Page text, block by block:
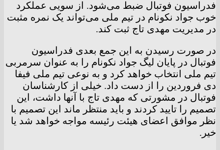
فدراسیون فوتبال ضبط می‌شود. از سویی عملکرد
خوب جواد نکونام در تیم ملی می‌تواند یک نمره مثبت
در مدیریت مهدی تاج ثبت کند.
در صورت رسیدن به این جمع بعدی فدراسیون
فوتبال در پایان لیگ جواد نکونام را به عنوان سرمربی
تیم ملی انتخاب خواهد کرد و به نوعی تیم ملی فیفا
دی فروردین را از دست داد. خیلی از کارشناسان
فوتبال در مشورتی که مهدی تاج با آنها داشت، این
تصمیم را تایید کردند و باید منتظر ماند این تصمیم با
نظر موافق اعضای هیئت رئیسه مواجه خواهد شد یا
خیر.